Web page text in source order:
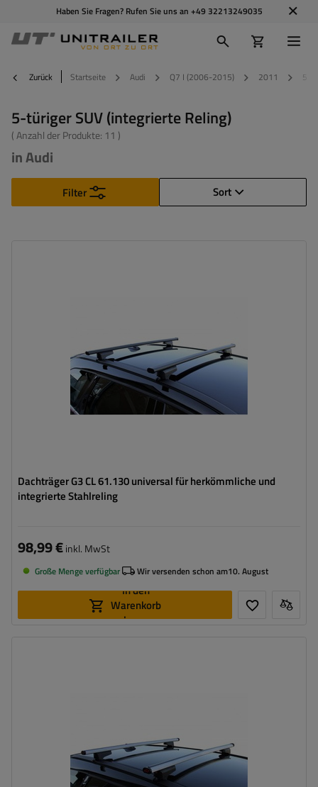
Haben Sie Fragen? Rufen Sie uns an +49 32213249035
Zurück Startseite Audi Q7 I (2006-2015) 2011 5-
5-türiger SUV (integrierte Reling)
( Anzahl der Produkte: 11 )
in Audi
Sort
Filter
Dachträger G3 CL 61.130 universal für herkömmliche und
integrierte Stahlreling
98,99 €inkl. MwSt
Große Menge verfügbar Wir versenden schon am10. August
In den
Warenkorb
legen